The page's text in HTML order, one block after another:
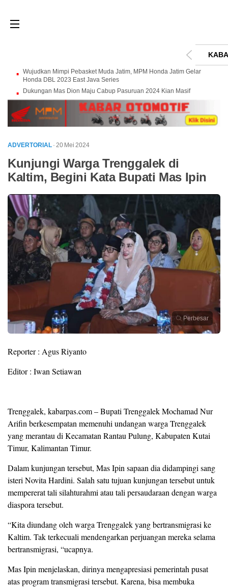
Wujudkan Mimpi Pebasket Muda Jatim, MPM Honda Jatim Gelar
Honda DBL 2023 East Java Series
Dukungan Mas Dion Maju Cabup Pasuruan 2024 Kian Masif
ADVERTORIAL · 20 Mei 2024
Kunjungi Warga Trenggalek di
Kaltim, Begini Kata Bupati Mas Ipin
Perbesar
Reporter : Agus Riyanto
Editor : Iwan Setiawan
Trenggalek, kabarpas.com – Bupati Trenggalek Mochamad Nur
Arifin berkesempatan memenuhi undangan warga Trenggalek
yang merantau di Kecamatan Rantau Pulung, Kabupaten Kutai
Timur, Kalimantan Timur.
Dalam kunjungan tersebut, Mas Ipin sapaan dia didampingi sang
isteri Novita Hardini. Salah satu tujuan kunjungan tersebut untuk
mempererat tali silahturahmi atau tali persaudaraan dengan warga
diaspora tersebut.
“Kita diundang oleh warga Trenggalek yang bertransmigrasi ke
Kaltim. Tak terkecuali mendengarkan perjuangan mereka selama
bertransmigrasi, “ucapnya.
Mas Ipin menjelaskan, dirinya mengapresiasi pemerintah pusat
atas program transmigrasi tersebut. Karena, bisa membuka